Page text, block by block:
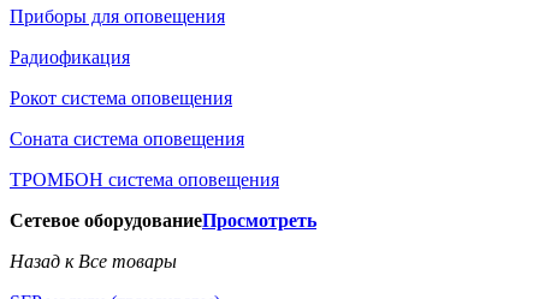
Приборы для оповещения
Радиофикация
Рокот система оповещения
Соната система оповещения
ТРОМБОН система оповещения
Сетевое оборудованиеПросмотреть
Назад к Все товары